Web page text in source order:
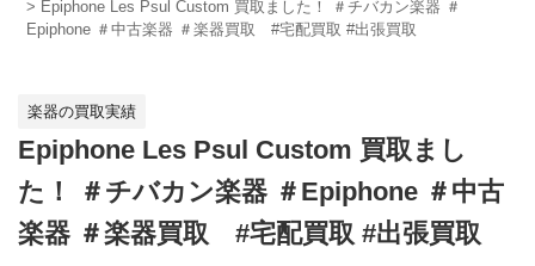
Epiphone Les Psul Custom 買取ました！ ＃チバカン楽器 ＃
Epiphone ＃中古楽器 ＃楽器買取 #宅配買取 #出張買取
楽器の買取実績
Epiphone Les Psul Custom 買取まし
た！ ＃チバカン楽器 ＃Epiphone ＃中古
楽器 ＃楽器買取 #宅配買取 #出張買取